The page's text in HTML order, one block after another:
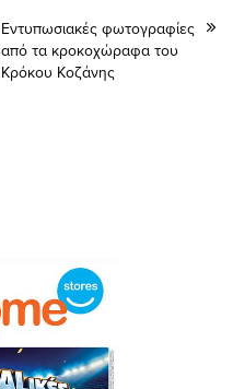
Εντυπωσιακές φωτογραφίες
από τα κροκοχώραφα του
Κρόκου Κοζάνης